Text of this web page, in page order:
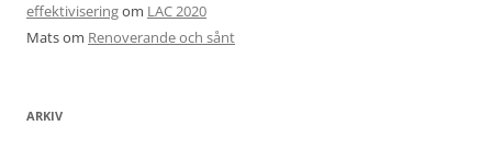
effektiviseringom LAC 2020
Matsom Renoverande och sånt
ARKIV